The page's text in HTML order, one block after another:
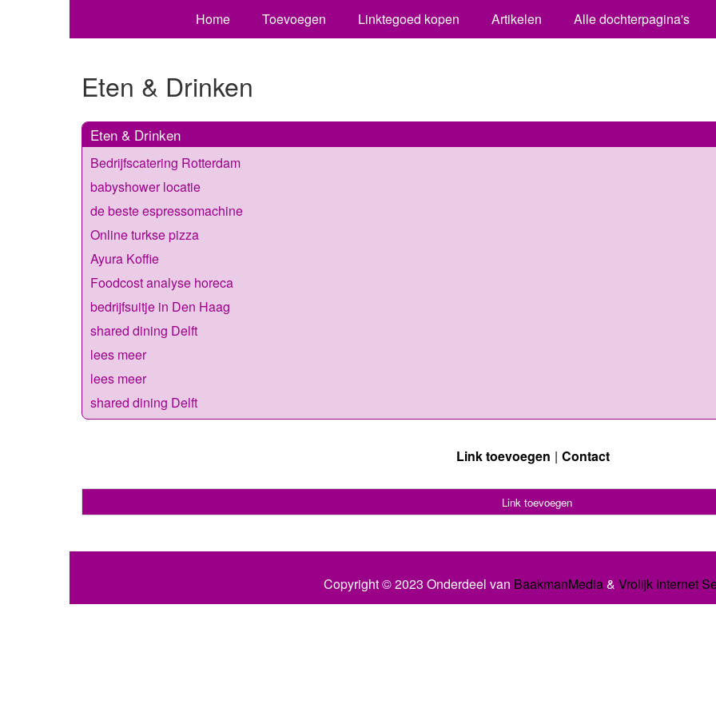
Home Toevoegen Linktegoed kopen Artikelen Alle dochterpagina's
Eten & Drinken
Eten & Drinken
Bedrijfscatering Rotterdam
babyshower locatie
de beste espressomachine
Online turkse pizza
Ayura Koffie
Foodcost analyse horeca
bedrijfsuitje in Den Haag
shared dining Delft
lees meer
lees meer
shared dining Delft
Link toevoegen Contact
Link toevoegen
Copyright © 2023 Onderdeel van BaakmanMedia& Vrolijk Internet